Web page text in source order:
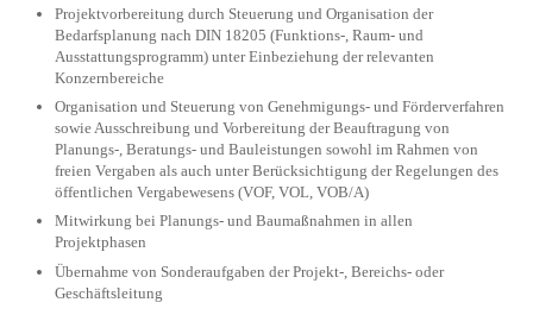
Projektvorbereitung durch Steuerung und Organisation der
Bedarfsplanung nach DIN 18205 (Funktions-, Raum- und
Ausstattungsprogramm) unter Einbeziehung der relevanten
Konzernbereiche
Organisation und Steuerung von Genehmigungs- und Förderverfahren
sowie Ausschreibung und Vorbereitung der Beauftragung von
Planungs-, Beratungs- und Bauleistungen sowohl im Rahmen von
freien Vergaben als auch unter Berücksichtigung der Regelungen des
öffentlichen Vergabewesens (VOF, VOL, VOB/A)
Mitwirkung bei Planungs- und Baumaßnahmen in allen
Projektphasen
Übernahme von Sonderaufgaben der Projekt-, Bereichs- oder
Geschäftsleitung